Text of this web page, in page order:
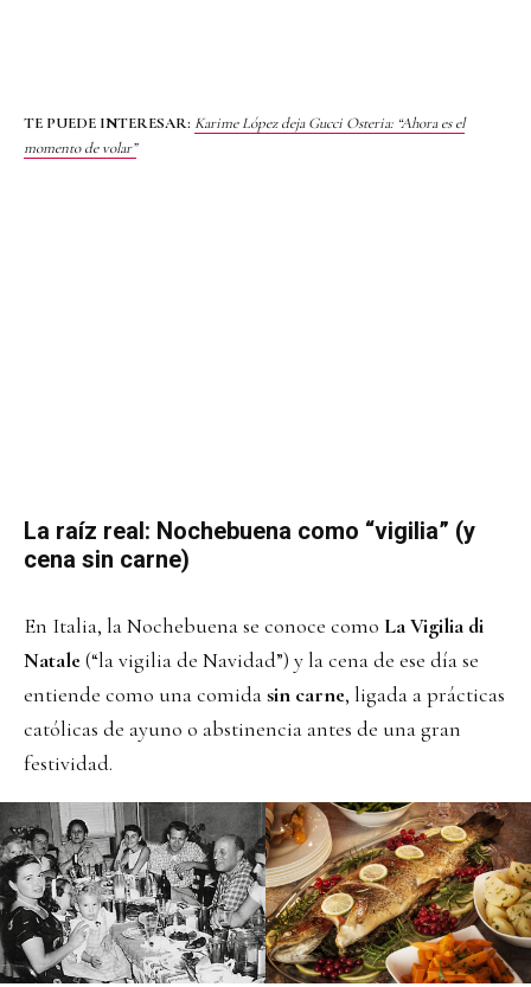
TE PUEDE INTERESAR: Karime López deja Gucci Osteria: “Ahora es el
momento de volar”
La raíz real: Nochebuena como “vigilia” (y
cena sin carne)
En Italia, la Nochebuena se conoce como La Vigilia di
Natale(“la vigilia de Navidad”) y la cena de ese día se
entiende como una comidasin carne, ligada a prácticas
católicas de ayuno o abstinencia antes de una gran
festividad.